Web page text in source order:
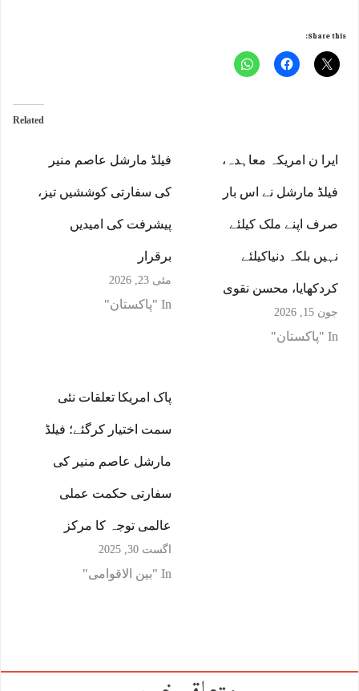
Share this:
Related
فیلڈ مارشل عاصم منیر
کی سفارتی کوششیں تیز،
پیشرفت کی امیدیں
برقرار
مئی 23, 2026
In "پاکستان"
ایرا ن امریکہ معاہدہ،
فیلڈ مارشل نے اس بار
صرف اپنے ملک کیلئے
نہیں بلکہ دنیاکیلئے
کردکھایا، محسن نقوی
جون 15, 2026
In "پاکستان"
پاک امریکا تعلقات نئی
سمت اختیار کرگئے؛ فیلڈ
مارشل عاصم منیر کی
سفارتی حکمت عملی
عالمی توجہ کا مرکز
اگست 30, 2025
In "بین الاقوامی"